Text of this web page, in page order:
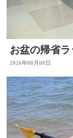
お盆の帰省
2026年08月08日